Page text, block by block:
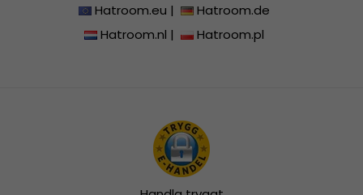
Hatroom.eu |
Hatroom.de
Hatroom.nl | Hatroom.pl